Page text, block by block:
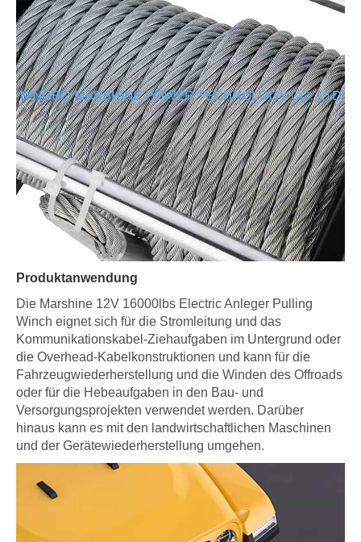
Produktanwendung
Die Marshine 12V 16000lbs Electric Anleger Pulling
Winch eignet sich für die Stromleitung und das
Kommunikationskabel-Ziehaufgaben im Untergrund oder
die Overhead-Kabelkonstruktionen und kann für die
Fahrzeugwiederherstellung und die Winden des Offroads
oder für die Hebeaufgaben in den Bau- und
Versorgungsprojekten verwendet werden. Darüber
hinaus kann es mit den landwirtschaftlichen Maschinen
und der Gerätewiederherstellung umgehen.